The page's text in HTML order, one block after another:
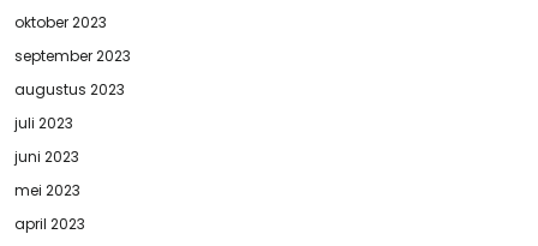
oktober 2023
september 2023
augustus 2023
juli 2023
juni 2023
mei 2023
april 2023